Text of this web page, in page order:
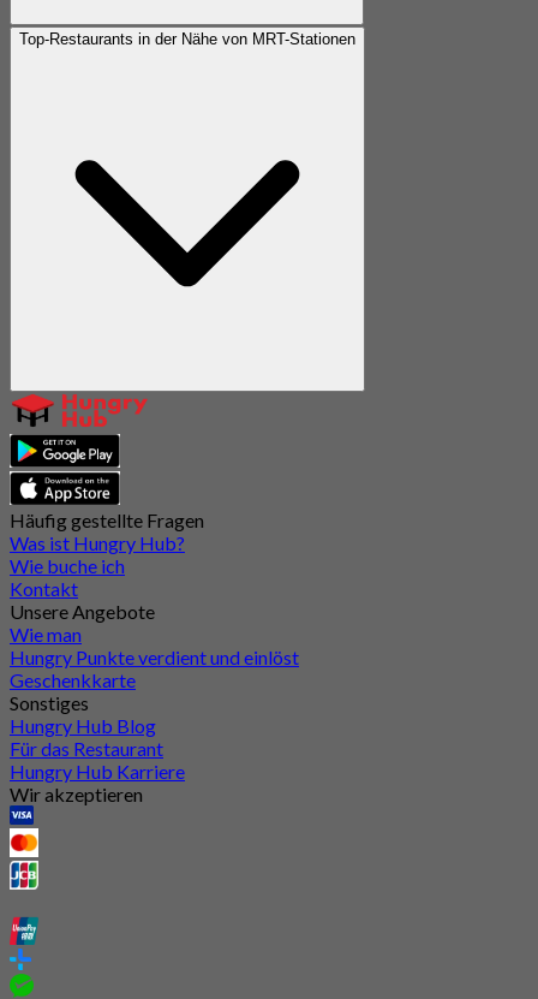
Top-Restaurants in der Nähe von MRT-Stationen
Häufig gestellte Fragen
Was ist Hungry Hub?
Wie buche ich
Kontakt
Unsere Angebote
Wie man
Hungry Punkte verdient und einlöst
Geschenkkarte
Sonstiges
Hungry Hub Blog
Für das Restaurant
Hungry Hub Karriere
Wir akzeptieren